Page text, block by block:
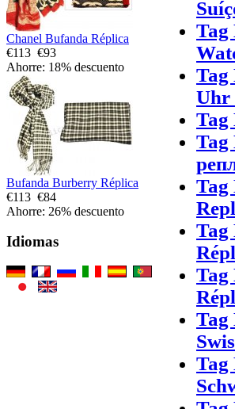
Chanel Bufanda Réplica
€113 €93
Ahorre: 18% descuento
Bufanda Burberry Réplica
€113 €84
Ahorre: 26% descuento
Idiomas
Tag
Tag
Uhr
Tag
Tag
Tag
Tag
Tag
Tag
Tag